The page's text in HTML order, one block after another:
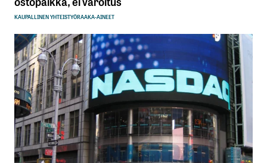
KAUPALLINEN YHTEISTYÖRAAKA-AINEET